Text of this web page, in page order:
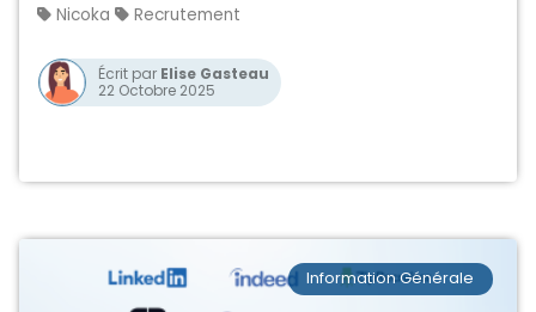
d'une table ronde réunissant Nicoka,
Externatic et MyDigitalSchool.
Nicoka Recrutement
Écrit par Elise Gasteau
22 Octobre 2025
Information Générale